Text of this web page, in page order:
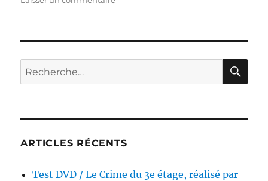
Heretic,
par
Bryan
Woods
Recherche
pour :
ARTICLES RÉCENTS
Test DVD / Le Crime du 3e étage, réalisé par